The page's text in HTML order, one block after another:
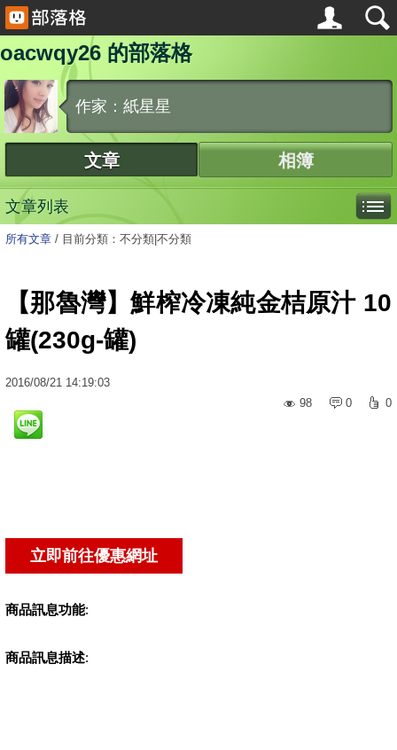
oacwqy26 的部落格
作家：紙星星
文章 相簿
文章列表
所有文章 / 目前分類：不分類|不分類
【那魯灣】鮮榨冷凍純金桔原汁 10
罐(230g-罐)
2016/08/21 14:19:03
98
0 0
商品訊息功能:
商品訊息描述: